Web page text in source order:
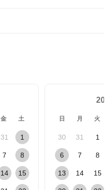
金 土
31 1
7 8
14 15
日 月 火
30 31 1
6 7 8
13 14 15